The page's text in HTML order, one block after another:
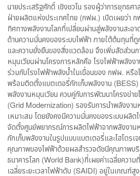
นายประเสริฐศักดิ์ เชิงชวโน รองผู้ว่าการยุทธศ
ฝ่ายผลิตแห่งประเทศไทย (กฟผ.) เปิดเผยว่า
ทิศทางพลังงานโลกที่เปลี่ยนผ่านสู่พลังงานสะอ
ด้านความมั่นคงของระบบไฟฟ้า ภายใต้ต้นทุนที่
และความยั่งยืนของสิ่งแวดล้อม จึงเพิ่มสัดส่วน
หมุนเวียนผ่านโครงการหลักคือ โรงไฟฟ้าพลัง
ร่วมกับโรงไฟฟ้าพลังน้ำในเขื่อนของ กฟผ. หรือ
พร้อมติดตั้งแบตเตอรี่กักเก็บพลังงาน
พลังงานหมุนเวียน ควบคู่กับการพัฒนาโครงข่า
(Grid Modernization) รองรับการนำพลังงาน
เหมาะสม โดยยังคงมีความมั่นคงของระบบผลิต
จัดตั้งศูนย์พยากรณ์การผลิตไฟฟ้าจากพลังงาน
กักเก็บพลังงานในรูปแบบแบตเตอรี่และไฮโดรเ
คุณภาพของไฟฟ้าด้วยผลสำรวจดัชนีคุณภาพบริ
ธนาคารโลก (World Bank)ที่เผยค่าเฉลี่ยควา
เฉลี่ยระยะเวลาไฟฟ้าดับ (SAIDI) อยู่ในเกณฑ์สู